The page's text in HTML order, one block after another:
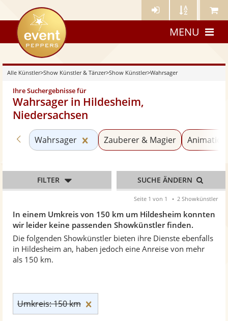
Künstler- Künstler Meine
eventpeppers
MENU
Alle Künstler>Show Künstler & Tänzer>Show Künstler>Wahrsager
Ihre Suchergebnisse für
Wahrsager in Hildesheim,
Niedersachsen
In einem Umkreis von 150 km um Hildesheim konnten
wir leider keine passenden Showkünstler finden.
Die folgenden Showkünstler bieten ihre Dienste ebenfalls
in Hildesheim an, haben jedoch eine Anreise von mehr
als 150 km.
Zurück zu «Show Künstler»
Wahrsager Kategorie «Wahrsager»
Zauberer & Magier
Umkreis: 150 km
FILTER SUCHE ÄNDERN
Seite 1 von 1 2 Showkünstler